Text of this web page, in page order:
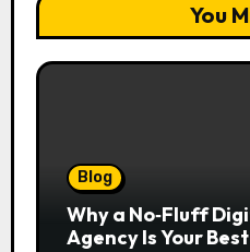
You
Blog
Why a No‑Fluff
Agency Is Your